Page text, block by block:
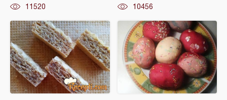
11520 10456